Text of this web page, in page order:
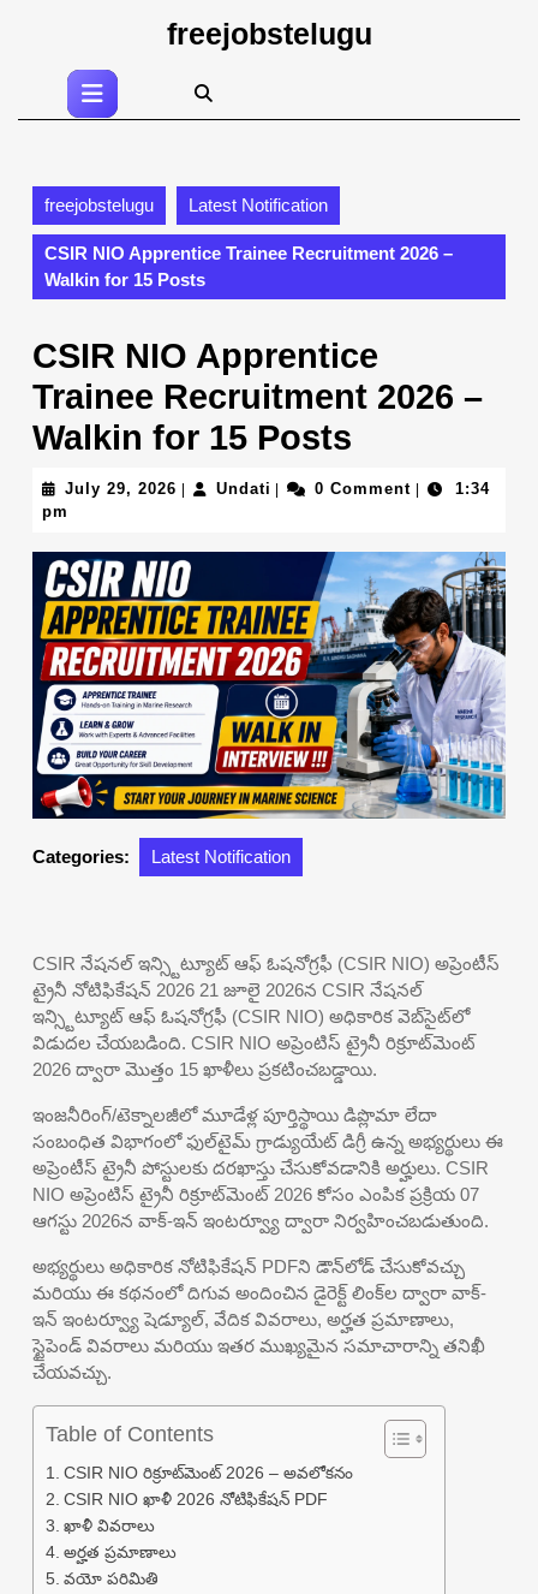
to
freejobstelugu
Open
Button
freejobstelugu Latest Notification
CSIR NIO Apprentice Trainee Recruitment 2026 –
Walkin for 15 Posts
CSIR NIO Apprentice
Trainee Recruitment 2026 –
Walkin for 15 Posts
July 29, 2026 July Undati Undati0 Comment
1:34
pm
Categories: Latest Notification
CSIR నేషనల్ ఇన్స్టిట్యూట్ ఆఫ్ ఓషనోగ్రఫీ (CSIR NIO) అప్రెంటీస్
ట్రైనీ నోటిఫికేషన్ 2026 21 జూలై 2026న CSIR నేషనల్
ఇన్స్టిట్యూట్ ఆఫ్ ఓషనోగ్రఫీ (CSIR NIO) అధికారిక వెబ్‌సైట్‌లో
విడుదల చేయబడింది. CSIR NIO అప్రెంటిస్ ట్రైనీ రిక్రూట్‌మెంట్
2026 ద్వారా మొత్తం 15 ఖాళీలు ప్రకటించబడ్డాయి.
ఇంజనీరింగ్/టెక్నాలజీలో మూడేళ్ల పూర్తిస్థాయి డిప్లొమా లేదా
సంబంధిత విభాగంలో ఫుల్‌టైమ్ గ్రాడ్యుయేట్ డిగ్రీ ఉన్న అభ్యర్థులు ఈ
అప్రెంటీస్ ట్రైనీ పోస్టులకు దరఖాస్తు చేసుకోవడానికి అర్హులు. CSIR
NIO అప్రెంటిస్ ట్రైనీ రిక్రూట్‌మెంట్ 2026 కోసం ఎంపిక ప్రక్రియ 07
ఆగస్టు 2026న వాక్-ఇన్ ఇంటర్వ్యూ ద్వారా నిర్వహించబడుతుంది.
అభ్యర్థులు అధికారిక నోటిఫికేషన్ PDFని డౌన్‌లోడ్ చేసుకోవచ్చు
మరియు ఈ కథనంలో దిగువ అందించిన డైరెక్ట్ లింక్‌ల ద్వారా వాక్-
ఇన్ ఇంటర్వ్యూ షెడ్యూల్, వేదిక వివరాలు, అర్హత ప్రమాణాలు,
స్టైపెండ్ వివరాలు మరియు ఇతర ముఖ్యమైన సమాచారాన్ని తనిఖీ
చేయవచ్చు.
Table of Contents
CSIR NIO రిక్రూట్‌మెంట్ 2026 – అవలోకనం
CSIR NIO ఖాళీ 2026 నోటిఫికేషన్ PDF
ఖాళీ వివరాలు
అర్హత ప్రమాణాలు
వయో పరిమితి